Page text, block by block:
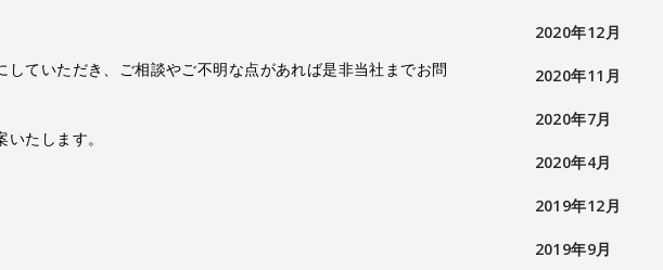
ていただき、ご相談やご不明な点があれば是非当社までお問
たします。
2020年12月
2020年11月
2020年7月
2020年4月
2019年12月
2019年9月